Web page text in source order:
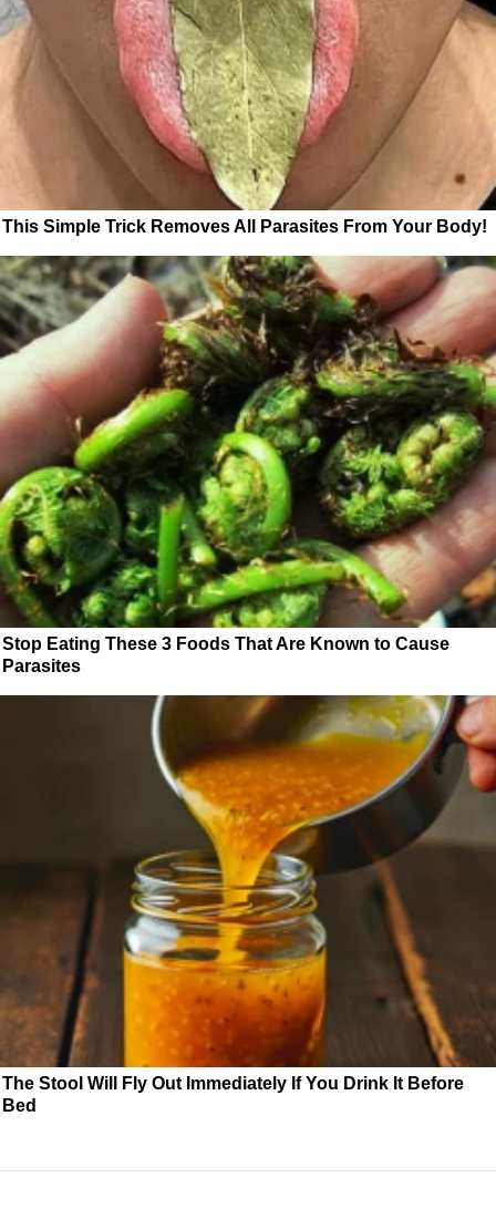
This Simple Trick Removes All Parasites From Your Body!
Stop Eating These 3 Foods That Are Known to Cause
Parasites
The Stool Will Fly Out Immediately If You Drink It Before
Bed